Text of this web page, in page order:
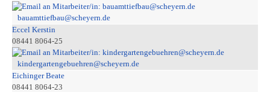
bauamttiefbau@scheyern.de
Eccel Kerstin
08441 8064-25
kindergartengebuehren@scheyern.de
Eichinger Beate
08441 8064-23